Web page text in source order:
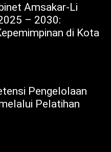
Amsakar-Li
– 2030:
di Kota
Pengelolaan
Pelatihan